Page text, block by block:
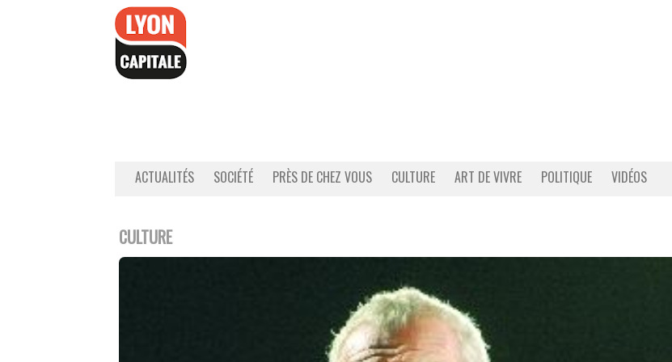
ACTUALITÉS SOCIÉTÉ PRÈS DE CHEZ VOUS CULTURE ART DE VIVRE POLITIQUE VIDÉOS
CULTURE